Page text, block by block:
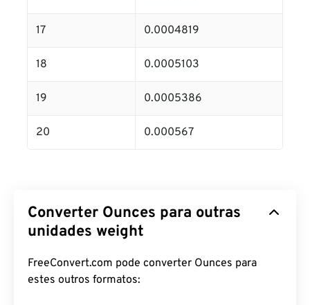
17 0.0004819
18 0.0005103
19 0.0005386
20 0.000567
Converter Ounces para outras
unidades weight
FreeConvert.com pode converter Ounces para
estes outros formatos: